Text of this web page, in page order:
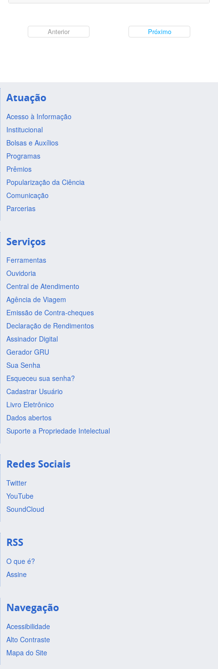
Anterior Próximo
Atuação
Acesso à Informação
Institucional
Bolsas e Auxílios
Programas
Prêmios
Popularização da Ciência
Comunicação
Parcerias
Serviços
Ferramentas
Ouvidoria
Central de Atendimento
Agência de Viagem
Emissão de Contra-cheques
Declaração de Rendimentos
Assinador Digital
Gerador GRU
Sua Senha
Esqueceu sua senha?
Cadastrar Usuário
Livro Eletrônico
Dados abertos
Suporte a Propriedade Intelectual
Redes Sociais
Twitter
YouTube
SoundCloud
RSS
O que é?
Assine
Navegação
Acessibilidade
Alto Contraste
Mapa do Site